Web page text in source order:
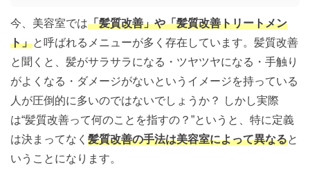
今、美容室では「髪質改善」や「髪質改善トリートメン
ト」と呼ばれるメニューが多く存在しています。髪質改善
と聞くと、髪がサラサラになる・ツヤツヤになる・手触り
がよくなる・ダメージがないというイメージを持っている
人が圧倒的に多いのではないでしょうか？ しかし実際
は“髪質改善って何のことを指すの？”というと、特に定義
は決まってなく 髪質改善の手法は美容室によって異なると
いうことになります。